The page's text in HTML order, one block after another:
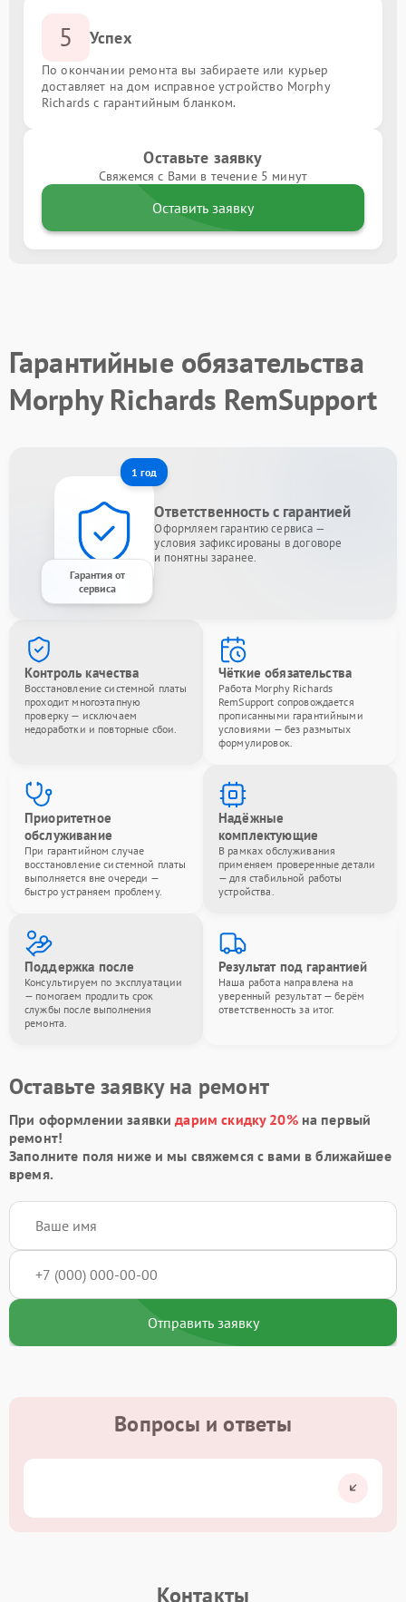
5 Успех
По окончании ремонта вы забираете или курьер
доставляет на дом исправное устройство Morphy
Richards с гарантийным бланком.
Оставьте заявку
Свяжемся с Вами в течение 5 минут
Оставить заявку
Гарантийные обязательства
Morphy Richards RemSupport
1 год
Гарантия от
сервиса
Ответственность с гарантией
Оформляем гарантию сервиса —
условия зафиксированы в договоре
и понятны заранее.
Контроль качества
Восстановление системной платы
проходит многоэтапную
проверку — исключаем
недоработки и повторные сбои.
Чёткие обязательства
Работа Morphy Richards
RemSupport сопровождается
прописанными гарантийными
условиями — без размытых
формулировок.
Приоритетное
обслуживание
При гарантийном случае
восстановление системной платы
выполняется вне очереди —
быстро устраняем проблему.
Надёжные
комплектующие
В рамках обслуживания
применяем проверенные детали
— для стабильной работы
устройства.
Поддержка после
Консультируем по эксплуатации
— помогаем продлить срок
службы после выполнения
ремонта.
Результат под гарантией
Наша работа направлена на
уверенный результат — берём
ответственность за итог.
Оставьте заявку на ремонт
При оформлении заявкидарим скидку 20%на первый
ремонт!
Заполните поля ниже и мы свяжемся с вами в ближайшее
время.
Отправить заявку
Вопросы и ответы
Контакты